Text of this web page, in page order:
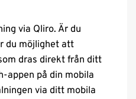
via Qliro. Är du
du möjlighet att
dras direkt från ditt
appen på din mobila
via ditt mobila